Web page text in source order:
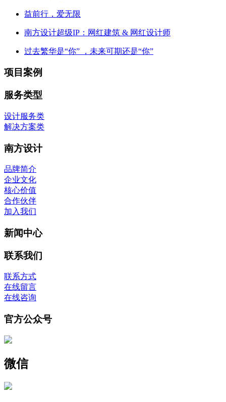
益前行，爱无限
南方设计超级IP：网红建筑 & 网红设计师
过去繁华是“你” ，未来可期还是“你”
项目案例
服务类型
设计服务类
解决方案类
南方设计
品牌简介
企业文化
核心价值
合作伙伴
加入我们
新闻中心
联系我们
联系方式
在线留言
在线咨询
官方公众号
微信